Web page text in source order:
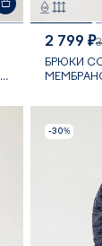
2 799 ₽
БРЮКИ
-30%